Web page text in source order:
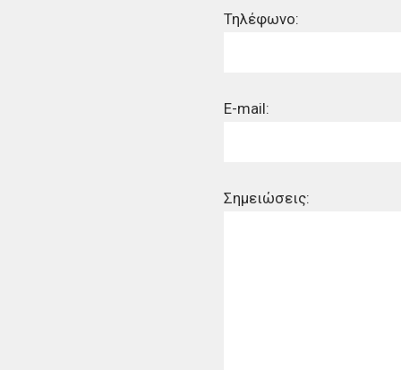
Τηλέφωνο:
E-mail:
Σημειώσεις: